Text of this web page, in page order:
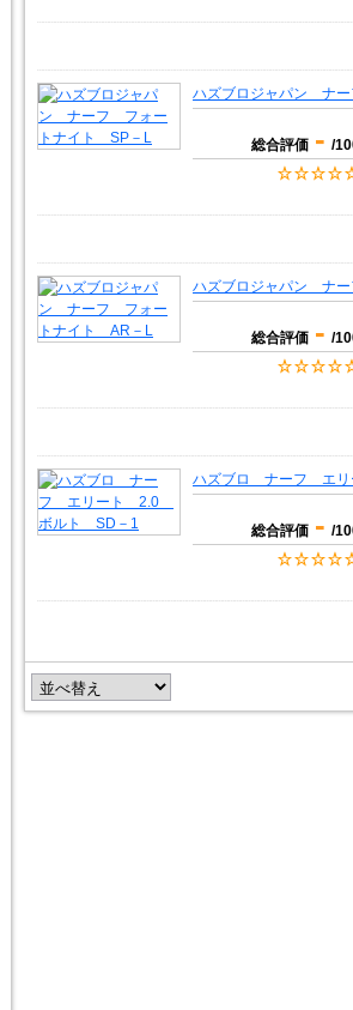
ハズブロジャパン ナ
総合評価 - /
ハズブロジャパン ナ
総合評価 - /
ハズブロ ナーフ エ
総合評価 - /